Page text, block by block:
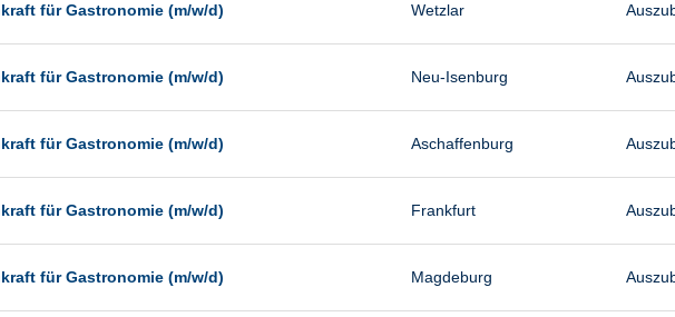
für Gastronomie (m/w/d) Wetzlar
für Gastronomie (m/w/d) Neu-Isenburg
für Gastronomie (m/w/d) Aschaffenburg
für Gastronomie (m/w/d) Frankfurt
für Gastronomie (m/w/d) Magdeburg